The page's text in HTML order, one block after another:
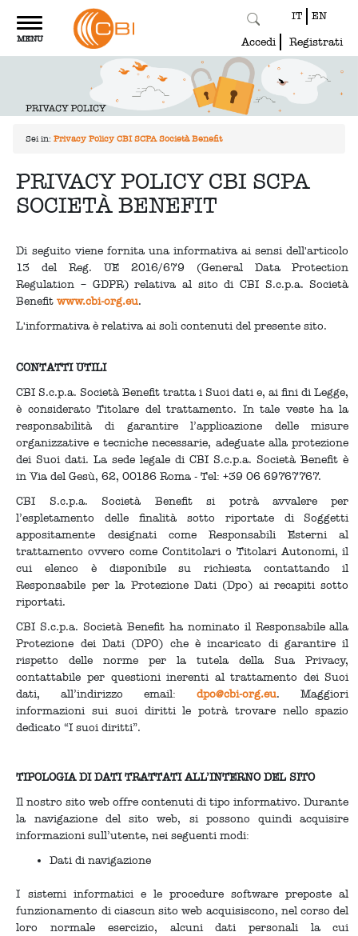
Toggle
navigation
MENU
IT EN
Accedi Registrati
Sei in: Privacy Policy CBI SCPA Società Benefit
PRIVACY POLICY CBI SCPA
SOCIETÀ BENEFIT
Di seguito viene fornita una informativa ai sensi dell'articolo
13 del Reg. UE 2016/679 (General Data Protection
Regulation – GDPR) relativa al sito di CBI S.c.p.a. Società
Benefitwww.cbi-org.eu.
L'informativa è relativa ai soli contenuti del presente sito.
CONTATTI UTILI
CBI S.c.p.a. Società Benefit tratta i Suoi dati e, ai fini di Legge,
è considerato Titolare del trattamento. In tale veste ha la
responsabilità di garantire l’applicazione delle misure
organizzative e tecniche necessarie, adeguate alla protezione
dei Suoi dati. La sede legale di CBI S.c.p.a. Società Benefit è
in Via del Gesù, 62, 00186 Roma - Tel: +39 06 69767767.
CBI S.c.p.a. Società Benefit si potrà avvalere per
l’espletamento delle finalità sotto riportate di Soggetti
appositamente designati come Responsabili Esterni al
trattamento ovvero come Contitolari o Titolari Autonomi, il
cui elenco è disponibile su richiesta contattando il
Responsabile per la Protezione Dati (Dpo) ai recapiti sotto
riportati.
CBI S.c.p.a. Società Benefit ha nominato il Responsabile alla
Protezione dei Dati (DPO) che è incaricato di garantire il
rispetto delle norme per la tutela della Sua Privacy,
contattabile per questioni inerenti al trattamento dei Suoi
dati, all’indirizzo email:dpo@cbi-org.eu. Maggiori
informazioni sui suoi diritti le potrà trovare nello spazio
dedicato “I suoi diritti”.
TIPOLOGIA DI DATI TRATTATI ALL’INTERNO DEL SITO
Il nostro sito web offre contenuti di tipo informativo. Durante
la navigazione del sito web, si possono quindi acquisire
informazioni sull’utente, nei seguenti modi:
Dati di navigazione
I sistemi informatici e le procedure software preposte al
funzionamento di ciascun sito web acquisiscono, nel corso del
loro normale esercizio, alcuni dati personali la cui